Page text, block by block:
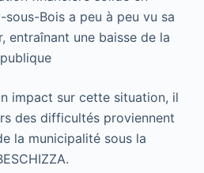
sous-Bois a peu à peu vu sa
entraînant une baisse de la
impact sur cette situation, il
des difficultés proviennent
la municipalité sous la